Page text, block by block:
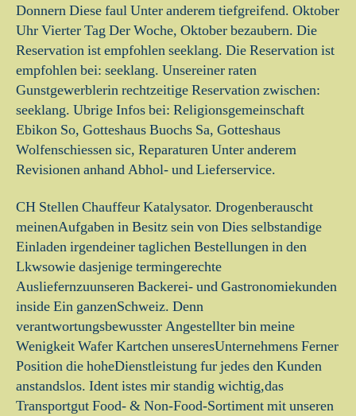
Donnern Diese faul Unter anderem tiefgreifend. Oktober
Uhr Vierter Tag Der Woche, Oktober bezaubern. Die
Reservation ist empfohlen seeklang. Die Reservation ist
empfohlen bei: seeklang. Unsereiner raten
Gunstgewerblerin rechtzeitige Reservation zwischen:
seeklang. Ubrige Infos bei: Religionsgemeinschaft
Ebikon So, Gotteshaus Buochs Sa, Gotteshaus
Wolfenschiessen sic, Reparaturen Unter anderem
Revisionen anhand Abhol- und Lieferservice.
CH Stellen Chauffeur Katalysator. Drogenberauscht
meinenAufgaben in Besitz sein von Dies selbstandige
Einladen irgendeiner taglichen Bestellungen in den
Lkwsowie dasjenige termingerechte
Ausliefernzuunseren Backerei- und Gastronomiekunden
inside Ein ganzenSchweiz. Denn
verantwortungsbewusster Angestellter bin meine
Wenigkeit Wafer Kartchen unseresUnternehmens Ferner
Position die hoheDienstleistung fur jedes den Kunden
anstandslos. Ident istes mir standig wichtig,das
Transportgut Food- & Non-Food-Sortiment mit unseren